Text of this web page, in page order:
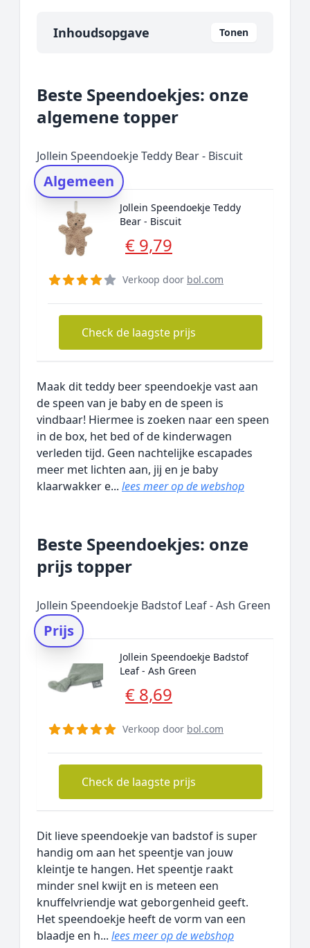
Inhoudsopgave Tonen
Onze algemene topper
Prijs topper
Rating topper
Onderzoeksmethode
Alternatieven
Prijsniveaus
Beste Speendoekjes: onze
algemene topper
Jollein Speendoekje Teddy Bear - Biscuit
Algemeen
Jollein Speendoekje Teddy
Bear - Biscuit
€ 9,79
Verkoop door bol.com
Check de laagste prijs
Maak dit teddy beer speendoekje vast aan
de speen van je baby en de speen is
vindbaar! Hiermee is zoeken naar een speen
in de box, het bed of de kinderwagen
verleden tijd. Geen nachtelijke escapades
meer met lichten aan, jij en je baby
klaarwakker e... lees meer op de webshop
Beste Speendoekjes: onze
prijs topper
Jollein Speendoekje Badstof Leaf - Ash Green
Prijs
Jollein Speendoekje Badstof
Leaf - Ash Green
€ 8,69
Verkoop door bol.com
Check de laagste prijs
Dit lieve speendoekje van badstof is super
handig om aan het speentje van jouw
kleintje te hangen. Het speentje raakt
minder snel kwijt en is meteen een
knuffelvriendje wat geborgenheid geeft.
Het speendoekje heeft de vorm van een
blaadje en h... lees meer op de webshop